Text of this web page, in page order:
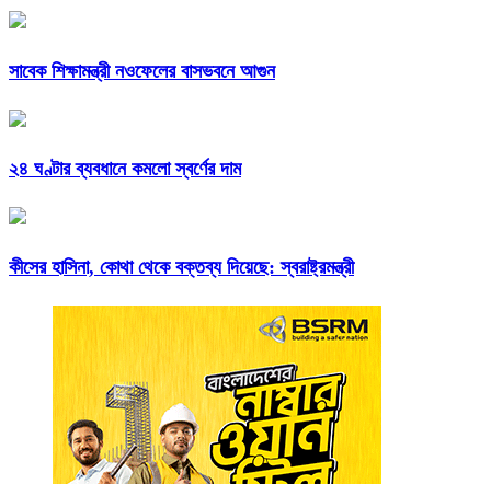
সাবেক শিক্ষামন্ত্রী নওফেলের বাসভবনে আগুন
২৪ ঘণ্টার ব্যবধানে কমলো স্বর্ণের দাম
কীসের হাসিনা, কোথা থেকে বক্তব্য দিয়েছে: স্বরাষ্ট্রমন্ত্রী